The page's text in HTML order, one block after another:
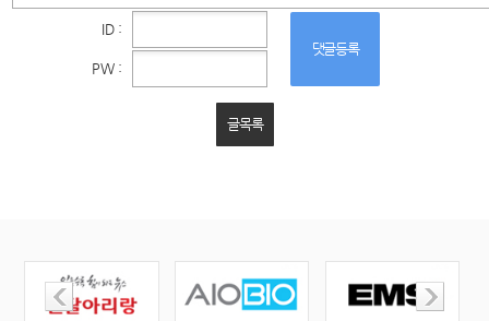
ID :
PW :
댓글등록
글목록